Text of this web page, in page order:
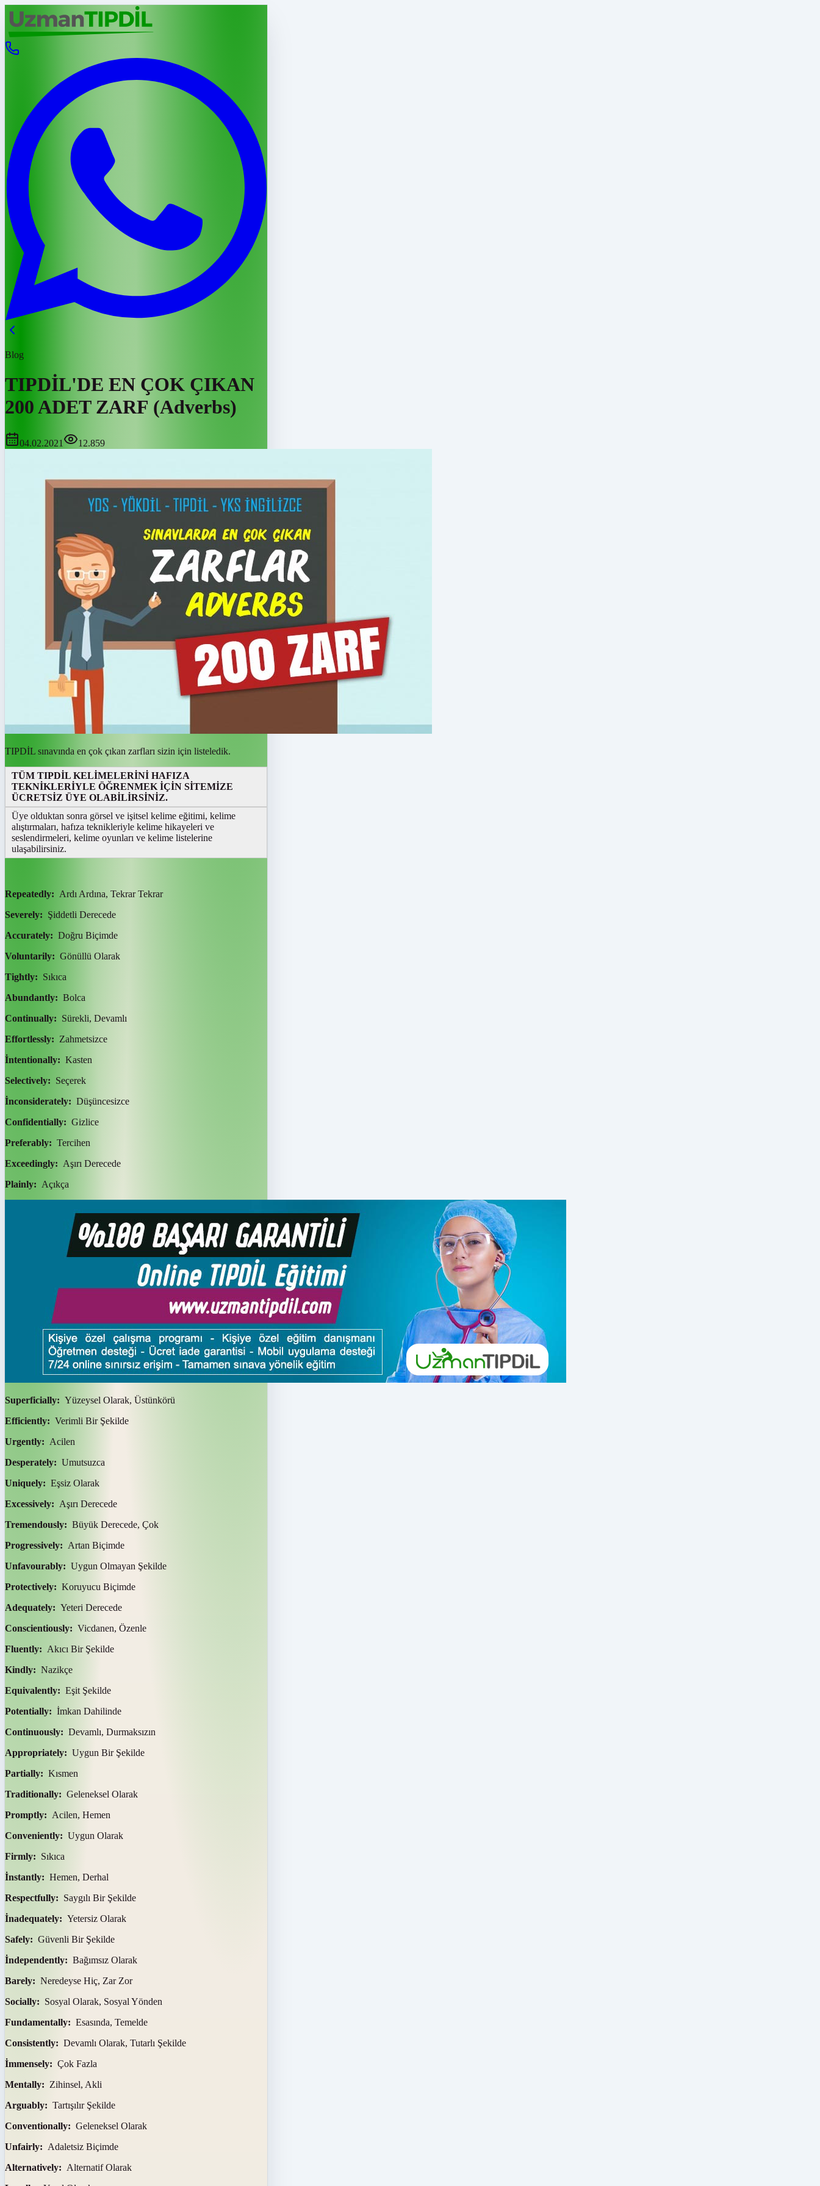
Blog
TIPDİL'DE EN ÇOK ÇIKAN
200 ADET ZARF (Adverbs)
04.02.2021 12.859
TIPDİL sınavında en çok çıkan zarfları sizin için listeledik.
TÜM TIPDİL KELİMELERİNİ HAFIZA
TEKNİKLERİYLE ÖĞRENMEK İÇİN SİTEMİZE
ÜCRETSİZ ÜYE OLABİLİRSİNİZ.
Üye olduktan sonra görsel ve işitsel kelime eğitimi, kelime
alıştırmaları, hafıza teknikleriyle kelime hikayeleri ve
seslendirmeleri, kelime oyunları ve kelime listelerine
ulaşabilirsiniz.
Repeatedly: Ardı Ardına, Tekrar Tekrar
Severely: Şiddetli Derecede
Accurately: Doğru Biçimde
Voluntarily: Gönüllü Olarak
Tightly: Sıkıca
Abundantly: Bolca
Continually: Sürekli, Devamlı
Effortlessly: Zahmetsizce
İntentionally: Kasten
Selectively: Seçerek
İnconsiderately: Düşüncesizce
Confidentially: Gizlice
Preferably: Tercihen
Exceedingly: Aşırı Derecede
Plainly: Açıkça
Superficially: Yüzeysel Olarak, Üstünkörü
Efficiently: Verimli Bir Şekilde
Urgently: Acilen
Desperately: Umutsuzca
Uniquely: Eşsiz Olarak
Excessively: Aşırı Derecede
Tremendously: Büyük Derecede, Çok
Progressively: Artan Biçimde
Unfavourably: Uygun Olmayan Şekilde
Protectively: Koruyucu Biçimde
Adequately: Yeteri Derecede
Conscientiously: Vicdanen, Özenle
Fluently: Akıcı Bir Şekilde
Kindly: Nazikçe
Equivalently: Eşit Şekilde
Potentially: İmkan Dahilinde
Continuously: Devamlı, Durmaksızın
Appropriately: Uygun Bir Şekilde
Partially: Kısmen
Traditionally: Geleneksel Olarak
Promptly: Acilen, Hemen
Conveniently: Uygun Olarak
Firmly: Sıkıca
İnstantly: Hemen, Derhal
Respectfully: Saygılı Bir Şekilde
İnadequately: Yetersiz Olarak
Safely: Güvenli Bir Şekilde
İndependently: Bağımsız Olarak
Barely: Neredeyse Hiç, Zar Zor
Socially: Sosyal Olarak, Sosyal Yönden
Fundamentally: Esasında, Temelde
Consistently: Devamlı Olarak, Tutarlı Şekilde
İmmensely: Çok Fazla
Mentally: Zihinsel, Akli
Arguably: Tartışılır Şekilde
Conventionally: Geleneksel Olarak
Unfairly: Adaletsiz Biçimde
Alternatively: Alternatif Olarak